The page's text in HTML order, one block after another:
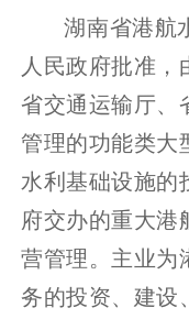
湖南省港航
人民政府批准，
省交通运输厅、
管理的功能类大
水利基础设施的
府交办的重大港
营管理。主业为
务的投资、建设